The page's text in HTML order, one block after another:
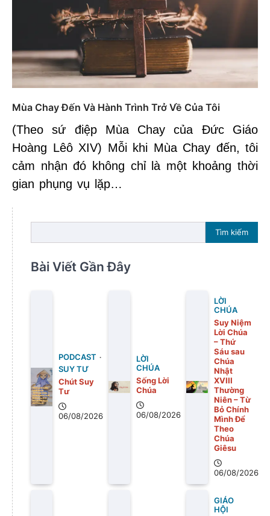
Mùa Chay Đến Và Hành Trình Trở Về Của Tôi
(Theo sứ điệp Mùa Chay của Đức Giáo
Hoàng Lêô XIV) Mỗi khi Mùa Chay đến, tôi
cảm nhận đó không chỉ là một khoảng thời
gian phụng vụ lặp…
Tìm kiếm
Bài Viết Gần Đây
PODCAST
SUY TƯ
Chút Suy
Tư
06/08/2026
LỜI
CHÚA
Sống Lời
Chúa
06/08/2026
LỜI
CHÚA
Suy Niệm
Lời Chúa
– Thứ
Sáu sau
Chúa
Nhật
XVIII
Thường
Niên – Từ
Bỏ Chính
Mình Để
Theo
Chúa
Giêsu
06/08/2026
GIÁO
HỘI